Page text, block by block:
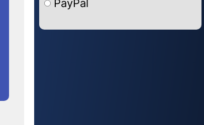
PayPal
Alternative: